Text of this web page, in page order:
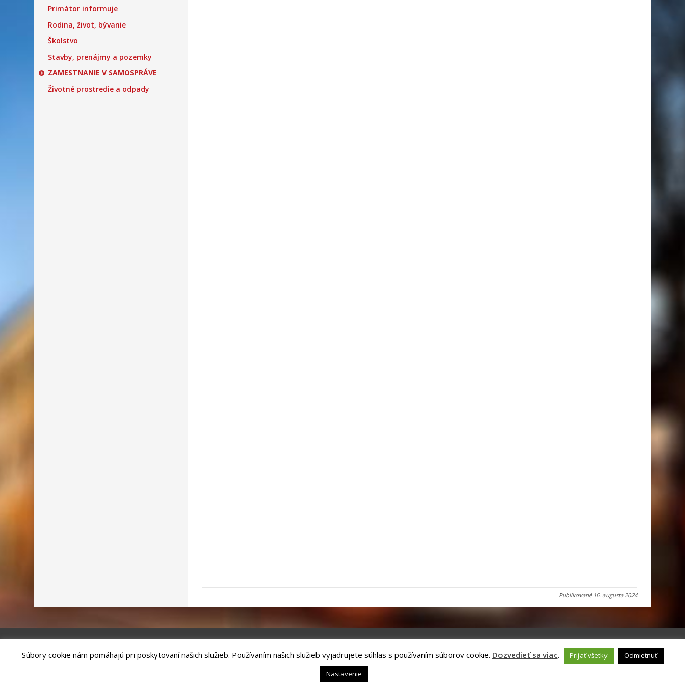
Primátor informuje
Rodina, život, bývanie
Školstvo
Stavby, prenájmy a pozemky
ZAMESTNANIE V SAMOSPRÁVE
Životné prostredie a odpady
Publikované 16. augusta 2024
Riešenie ANTIK SMART CITY
| Technický prevádzkovateľ – MVI Technology, s.r.o.
Súbory cookie nám pomáhajú pri poskytovaní našich služieb. Používaním našich služieb vyjadrujete súhlas s používaním súborov cookie. Dozvedieť sa viac. Prijať všetky
Odmietnuť
Nastavenie